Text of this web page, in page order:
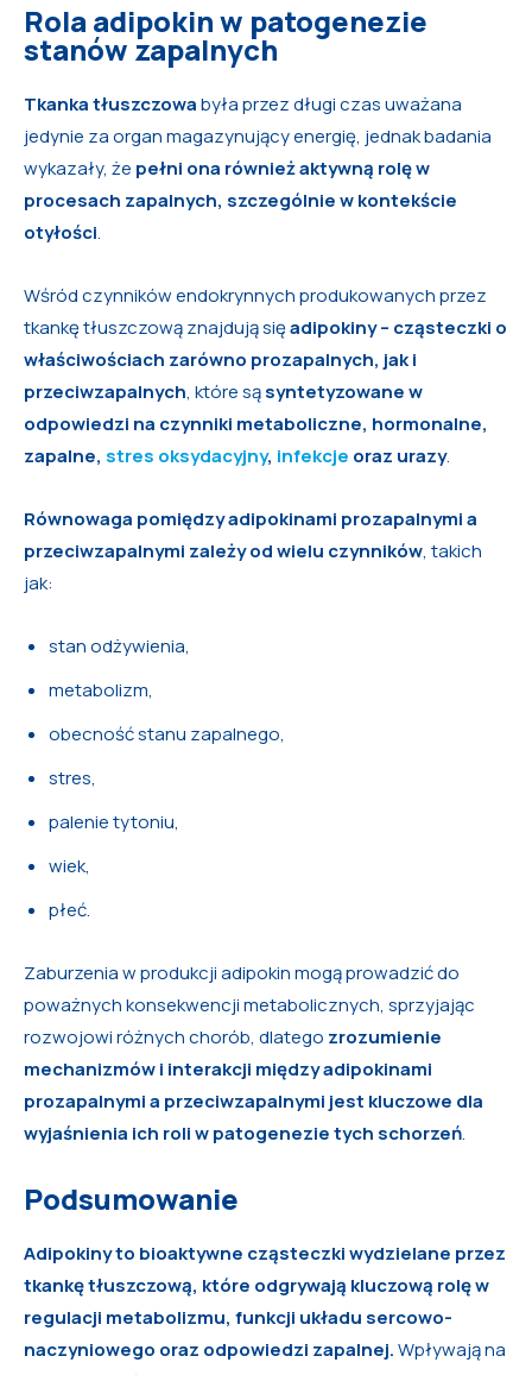
Rola adipokin w patogenezie
stanów zapalnych
Tkanka tłuszczowabyła przez długi czas uważana
jedynie za organ magazynujący energię, jednak badania
wykazały, że pełni ona również aktywną rolę w
procesach zapalnych, szczególnie w kontekście
otyłości.
Wśród czynników endokrynnych produkowanych przez
tkankę tłuszczową znajdują sięadipokiny – cząsteczki o
właściwościach zarówno prozapalnych, jak i
przeciwzapalnych, które sąsyntetyzowane w
odpowiedzi na czynniki metaboliczne, hormonalne,
zapalne, stres oksydacyjny, infekcje oraz urazy.
Równowaga pomiędzy adipokinami prozapalnymi a
przeciwzapalnymi zależy od wielu czynników, takich
jak:
stan odżywienia,
metabolizm,
obecność stanu zapalnego,
stres,
palenie tytoniu,
wiek,
płeć.
Zaburzenia w produkcji adipokin mogą prowadzić do
poważnych konsekwencji metabolicznych, sprzyjając
rozwojowi różnych chorób, dlatego zrozumienie
mechanizmów i interakcji między adipokinami
prozapalnymi a przeciwzapalnymi jest kluczowe dla
wyjaśnienia ich roli w patogenezie tych schorzeń.
Podsumowanie
Adipokiny to bioaktywne cząsteczki wydzielane przez
tkankę tłuszczową, które odgrywają kluczową rolę w
regulacji metabolizmu, funkcji układu sercowo-
naczyniowego oraz odpowiedzi zapalnej.Wpływają na